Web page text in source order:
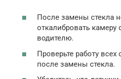
После замены стекла
откалибровать
водителю.
Проверьте работу
после замены стекла.